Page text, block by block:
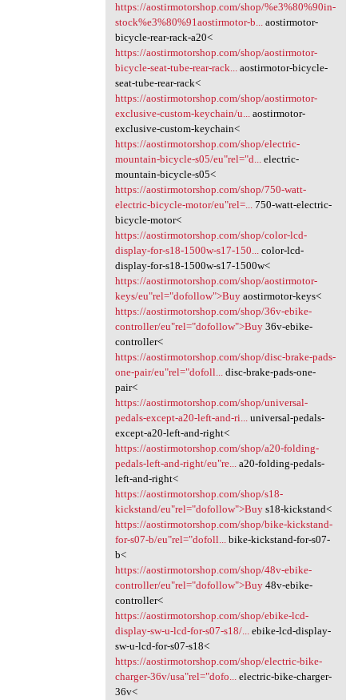
https://aostirmotorshop.com/shop/%e3%80%90in-
stock%e3%80%91aostirmotor-b...aostirmotor-
bicycle-rear-rack-a20<
https://aostirmotorshop.com/shop/aostirmotor-
bicycle-seat-tube-rear-rack...aostirmotor-bicycle-
seat-tube-rear-rack<
https://aostirmotorshop.com/shop/aostirmotor-
exclusive-custom-keychain/u...aostirmotor-
exclusive-custom-keychain<
https://aostirmotorshop.com/shop/electric-
mountain-bicycle-s05/eu"rel="d...electric-
mountain-bicycle-s05<
https://aostirmotorshop.com/shop/750-watt-
electric-bicycle-motor/eu"rel=...750-watt-electric-
bicycle-motor<
https://aostirmotorshop.com/shop/color-lcd-
display-for-s18-1500w-s17-150...color-lcd-
display-for-s18-1500w-s17-1500w<
https://aostirmotorshop.com/shop/aostirmotor-
keys/eu"rel="dofollow">Buyaostirmotor-keys<
https://aostirmotorshop.com/shop/36v-ebike-
controller/eu"rel="dofollow">Buy36v-ebike-
controller<
https://aostirmotorshop.com/shop/disc-brake-pads-
one-pair/eu"rel="dofoll...disc-brake-pads-one-
pair<
https://aostirmotorshop.com/shop/universal-
pedals-except-a20-left-and-ri...universal-pedals-
except-a20-left-and-right<
https://aostirmotorshop.com/shop/a20-folding-
pedals-left-and-right/eu"re...a20-folding-pedals-
left-and-right<
https://aostirmotorshop.com/shop/s18-
kickstand/eu"rel="dofollow">Buys18-kickstand<
https://aostirmotorshop.com/shop/bike-kickstand-
for-s07-b/eu"rel="dofoll...bike-kickstand-for-s07-
b<
https://aostirmotorshop.com/shop/48v-ebike-
controller/eu"rel="dofollow">Buy48v-ebike-
controller<
https://aostirmotorshop.com/shop/ebike-lcd-
display-sw-u-lcd-for-s07-s18/...ebike-lcd-display-
sw-u-lcd-for-s07-s18<
https://aostirmotorshop.com/shop/electric-bike-
charger-36v/usa"rel="dofo...electric-bike-charger-
36v<